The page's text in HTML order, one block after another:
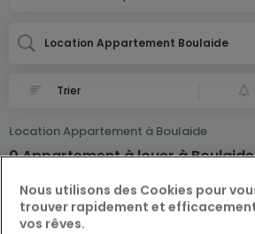
Location Appartement Boulaide
Location Appartement à Boulaide
0 Appartement à louer à Boulaide
Nous utilisons des Cookies pour
trouver rapidement et
vos rêves.